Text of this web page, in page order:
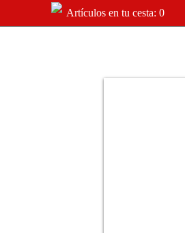
Artículos en tu cesta: 0